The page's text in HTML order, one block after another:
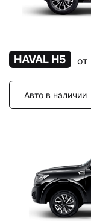
HAVAL H5 от
Авто в наличии